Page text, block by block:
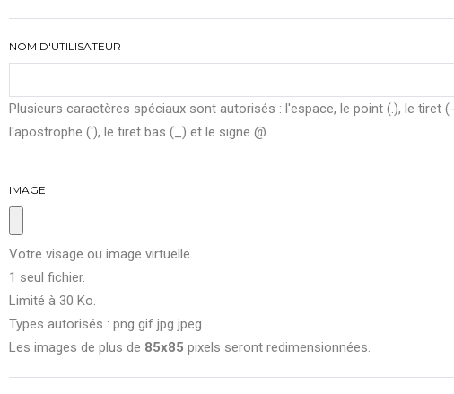
NOM D'UTILISATEUR
Plusieurs caractères spéciaux sont autorisés : l'espace, le point (.), le tiret
l'apostrophe ('), le tiret bas (_) et le signe @.
IMAGE
Votre visage ou image virtuelle.
1 seul fichier.
Limité à 30 Ko.
Types autorisés : png gif jpg jpeg.
Les images de plus de 85x85 pixels seront redimensionnées.